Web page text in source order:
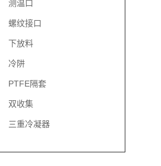
测温口
螺纹接口
下放料
冷阱
PTFE隔套
双收集
三重冷凝器